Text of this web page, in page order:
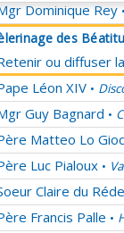
Dominique Rey •
des
ou diffuser
Léon XIV •
Guy Bagnard •
Matteo Lo
Luc Pialoux •
Claire du
Francis Palle •